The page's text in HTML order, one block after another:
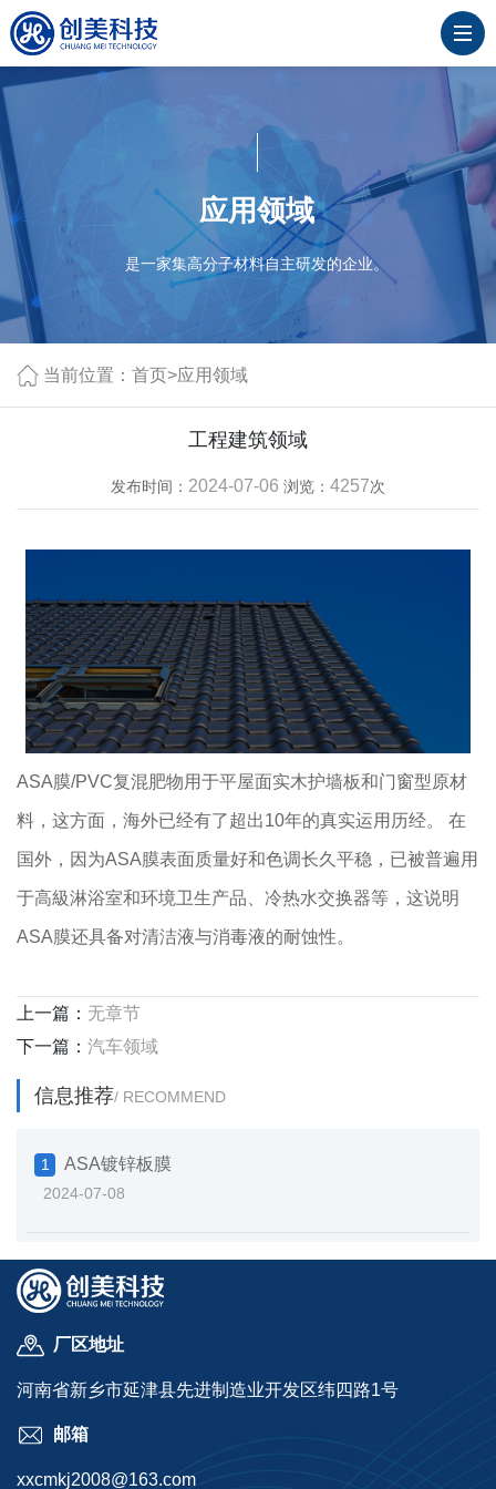
应用领域
是一家集高分子材料自主研发的企业。
当前位置： 首页>应用领域
工程建筑领域
发布时间： 2024-07-06 浏览： 4257次
ASA膜/PVC复混肥物用于平屋面实木护墙板和门窗型原材
料，这方面，海外已经有了超出10年的真实运用历经。 在
国外，因为ASA膜表面质量好和色调长久平稳，已被普遍用
于高級淋浴室和环境卫生产品、冷热水交换器等，这说明
ASA膜还具备对清洁液与消毒液的耐蚀性。
上一篇： 无章节
下一篇： 汽车领域
信息推荐/ RECOMMEND
1 ASA镀锌板膜
2024-07-08
厂区地址
河南省新乡市延津县先进制造业开发区纬四路1号
邮箱
xxcmkj2008@163.com